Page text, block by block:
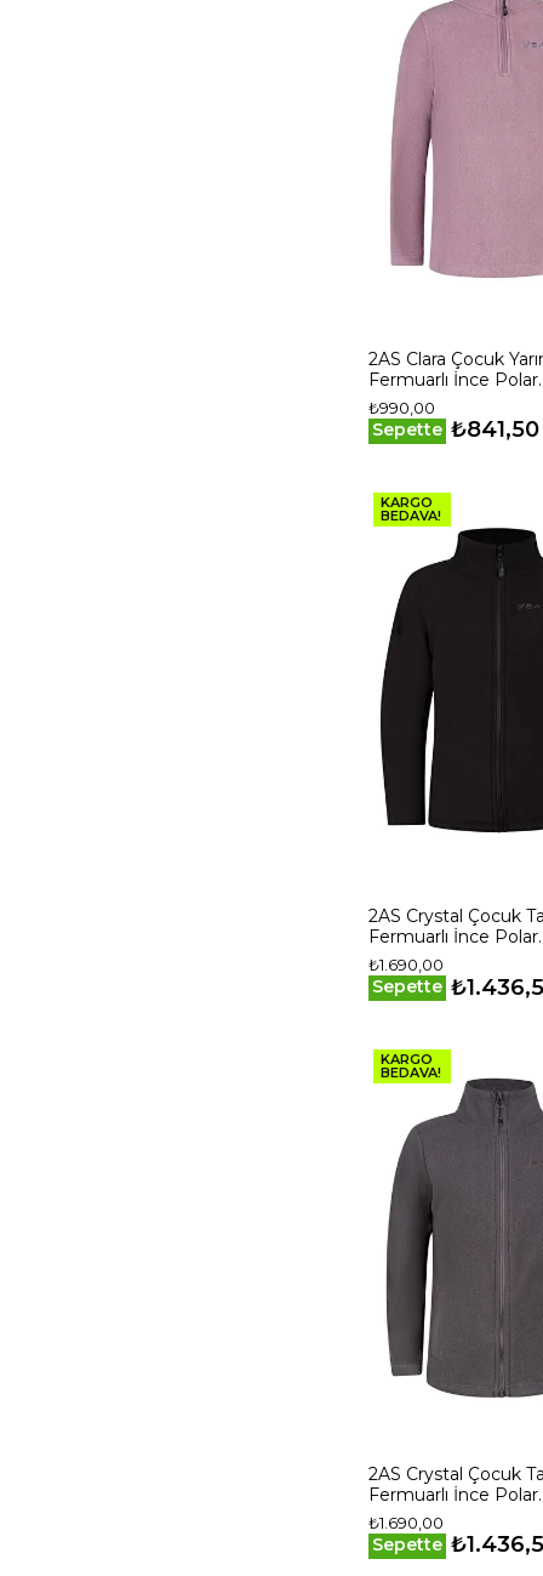
2AS Clara Çocuk
Fermuarlı İnce Polar
Sweatshirt Lila
₺990,00
Sepette ₺841,50
KARGO
BEDAVA!
2AS Crystal Çocuk
Fermuarlı İnce Polar
Sweatshirt
₺1.690,00
Sepette
KARGO
BEDAVA!
2AS Crystal Çocuk
Fermuarlı İnce Polar
Sweatshirt Antrasit
₺1.690,00
Sepette